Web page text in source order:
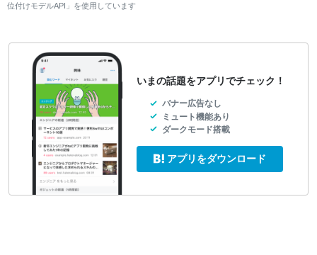
位付けモデルAPI」を使用しています
いまの話題をアプリでチェック！
バナー広告なし
ミュート機能あり
ダークモード搭載
アプリをダウンロード